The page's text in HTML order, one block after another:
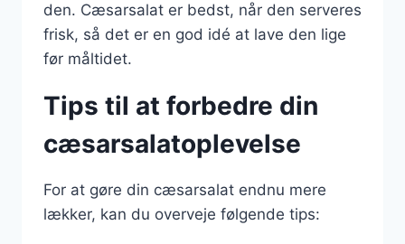
den. Cæsarsalat er bedst, når den serveres
frisk, så det er en god idé at lave den lige
før måltidet.
Tips til at forbedre din
cæsarsalatoplevelse
For at gøre din cæsarsalat endnu mere
lækker, kan du overveje følgende tips: